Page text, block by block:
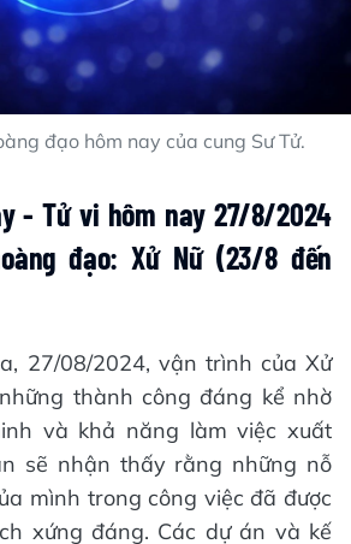
đạo hôm nay của cung Sư Tử.
- Tử vi hôm nay 27/8/2024
đạo: Xử Nữ (23/8 đến
27/08/2024, vận trình của Xử
thành công đáng kể nhờ
và khả năng làm việc xuất
sẽ nhận thấy rằng những nỗ
mình trong công việc đã được
xứng đáng. Các dự án và kế